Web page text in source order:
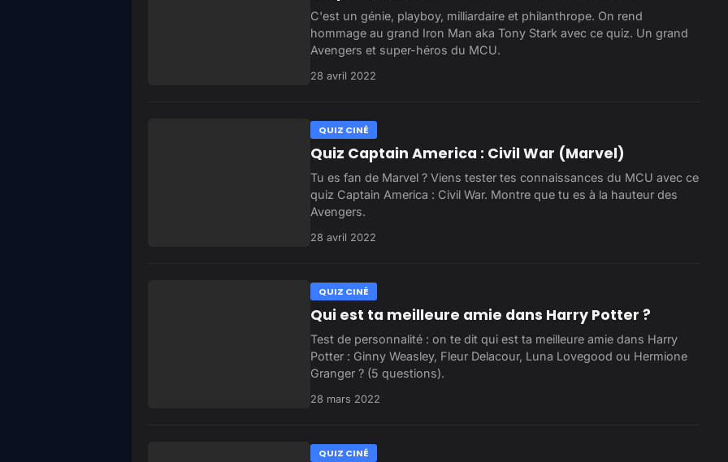
C'est un génie, playboy, milliardaire et philanthrope. On rend
hommage au grand Iron Man aka Tony Stark avec ce quiz. Un grand
Avengers et super-héros du MCU.
28 avril 2022
QUIZ CINÉ
Quiz Captain America : Civil War (Marvel)
Tu es fan de Marvel ? Viens tester tes connaissances du MCU avec ce
quiz Captain America : Civil War. Montre que tu es à la hauteur des
Avengers.
28 avril 2022
QUIZ CINÉ
Qui est ta meilleure amie dans Harry Potter ?
Test de personnalité : on te dit qui est ta meilleure amie dans Harry
Potter : Ginny Weasley, Fleur Delacour, Luna Lovegood ou Hermione
Granger ? (5 questions).
28 mars 2022
QUIZ CINÉ